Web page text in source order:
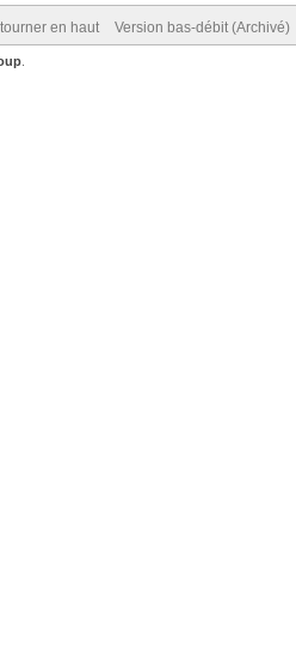
en haut Version bas-débit (Archivé)